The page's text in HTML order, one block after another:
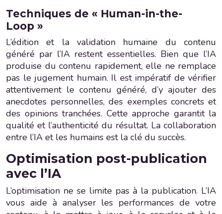
Techniques de « Human-in-the-
Loop »
L’édition et la validation humaine du contenu
généré par l’IA restent essentielles. Bien que l’IA
produise du contenu rapidement, elle ne remplace
pas le jugement humain. Il est impératif de vérifier
attentivement le contenu généré, d’y ajouter des
anecdotes personnelles, des exemples concrets et
des opinions tranchées. Cette approche garantit la
qualité et l’authenticité du résultat. La collaboration
entre l’IA et les humains est la clé du succès.
Optimisation post-publication
avec l’IA
L’optimisation ne se limite pas à la publication. L’IA
vous aide à analyser les performances de votre